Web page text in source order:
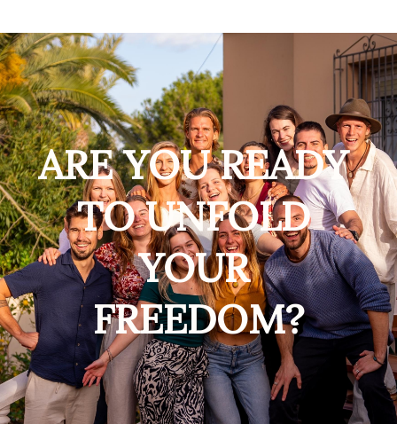
ARE YOU READY
TO UNFOLD
YOUR
FREEDOM?